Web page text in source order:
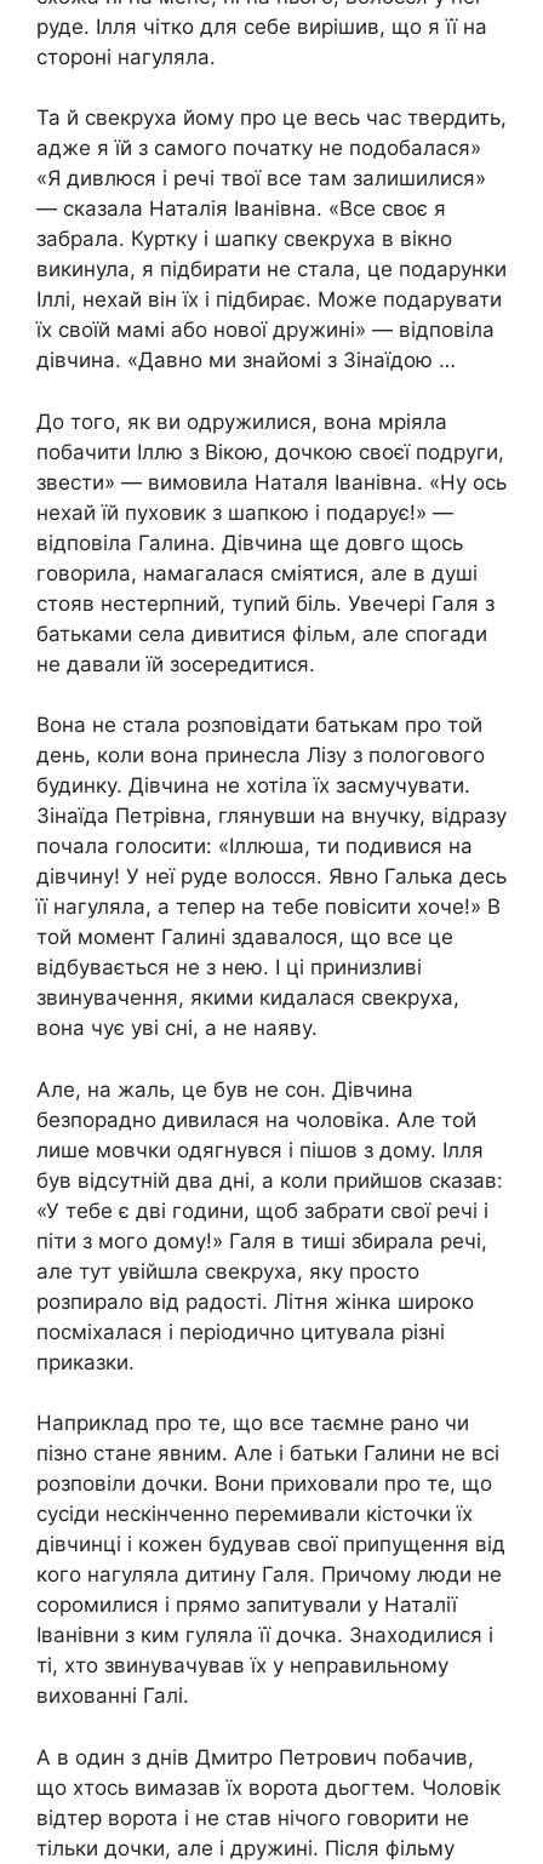
руде. Ілля чітко для себе вирішив, що я її на
стороні нагуляла.
Та й свекруха йому про це весь час твердить,
адже я їй з самого початку не подобалася»
«Я дивлюся і речі твої все там залишилися»
— сказала Наталія Іванівна. «Все своє я
забрала. Куртку і шапку свекруха в вікно
викинула, я підбирати не стала, це подарунки
Іллі, нехай він їх і підбирає. Може подарувати
їх своїй мамі або нової дружині» — відповіла
дівчина. «Давно ми знайомі з Зінаїдою …
До того, як ви одружилися, вона мріяла
побачити Іллю з Вікою, дочкою своєї подруги,
звести» — вимовила Наталя Іванівна. «Ну ось
нехай їй пуховик з шапкою і подарує!» —
відповіла Галина. Дівчина ще довго щось
говорила, намагалася сміятися, але в душі
стояв нестерпний, тупий біль. Увечері Галя з
батьками села дивитися фільм, але спогади
не давали їй зосередитися.
Вона не стала розповідати батькам про той
день, коли вона принесла Лізу з пологового
будинку. Дівчина не хотіла їх засмучувати.
Зінаїда Петрівна, глянувши на внучку, відразу
почала голосити: «Іллюша, ти подивися на
дівчину! У неї руде волосся. Явно Галька десь
її нагуляла, а тепер на тебе повісити хоче!» В
той момент Галині здавалося, що все це
відбувається не з нею. І ці принизливі
звинувачення, якими кидалася свекруха,
вона чує уві сні, а не наяву.
Але, на жаль, це був не сон. Дівчина
безпорадно дивилася на чоловіка. Але той
лише мовчки одягнувся і пішов з дому. Ілля
був відсутній два дні, а коли прийшов сказав:
«У тебе є дві години, щоб забрати свої речі і
піти з мого дому!» Галя в тиші збирала речі,
але тут увійшла свекруха, яку просто
розпирало від радості. Літня жінка широко
посміхалася і періодично цитувала різні
приказки.
Наприклад про те, що все таємне рано чи
пізно стане явним. Але і батьки Галини не всі
розповіли дочки. Вони приховали про те, що
сусіди нескінченно перемивали кісточки їх
дівчинці і кожен будував свої припущення від
кого нагуляла дитину Галя. Причому люди не
соромилися і прямо запитували у Наталії
Іванівни з ким гуляла її дочка. Знаходилися і
ті, хто звинувачував їх у неправильному
вихованні Галі.
А в один з днів Дмитро Петрович побачив,
що хтось вимазав їх ворота дьогтем. Чоловік
відтер ворота і не став нічого говорити не
тільки дочки, але і дружині. Після фільму